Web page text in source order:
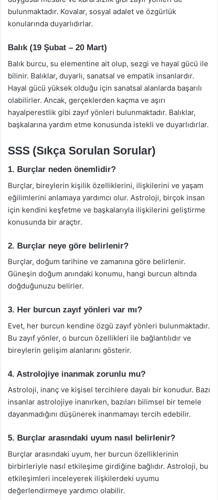
bulunmaktadır. Kovalar, sosyal adalet ve özgürlük
konularında duyarlıdırlar.
Balık (19 Şubat – 20 Mart)
Balık burcu, su elementine ait olup, sezgi ve hayal gücü ile
bilinir. Balıklar, duyarlı, sanatsal ve empatik insanlardır.
Hayal gücü yüksek olduğu için sanatsal alanlarda başarılı
olabilirler. Ancak, gerçeklerden kaçma ve aşırı
hayalperestlik gibi zayıf yönleri bulunmaktadır. Balıklar,
başkalarına yardım etme konusunda istekli ve duyarlıdırlar.
SSS (Sıkça Sorulan Sorular)
1. Burçlar neden önemlidir?
Burçlar, bireylerin kişilik özelliklerini, ilişkilerini ve yaşam
eğilimlerini anlamaya yardımcı olur. Astroloji, birçok insan
için kendini keşfetme ve başkalarıyla ilişkilerini geliştirme
konusunda bir araçtır.
2. Burçlar neye göre belirlenir?
Burçlar, doğum tarihine ve zamanına göre belirlenir.
Güneşin doğum anındaki konumu, hangi burcun altında
doğduğunuzu belirler.
3. Her burcun zayıf yönleri var mı?
Evet, her burcun kendine özgü zayıf yönleri bulunmaktadır.
Bu zayıf yönler, o burcun özellikleri ile bağlantılıdır ve
bireylerin gelişim alanlarını gösterir.
4. Astrolojiye inanmak zorunlu mu?
Astroloji, inanç ve kişisel tercihlere dayalı bir konudur. Bazı
insanlar astrolojiye inanırken, bazıları bilimsel bir temele
dayanmadığını düşünerek inanmamayı tercih edebilir.
5. Burçlar arasındaki uyum nasıl belirlenir?
Burçlar arasındaki uyum, her burcun özelliklerinin
birbirleriyle nasıl etkileşime girdiğine bağlıdır. Astroloji, bu
etkileşimleri inceleyerek ilişkilerdeki uyumu
değerlendirmeye yardımcı olabilir.